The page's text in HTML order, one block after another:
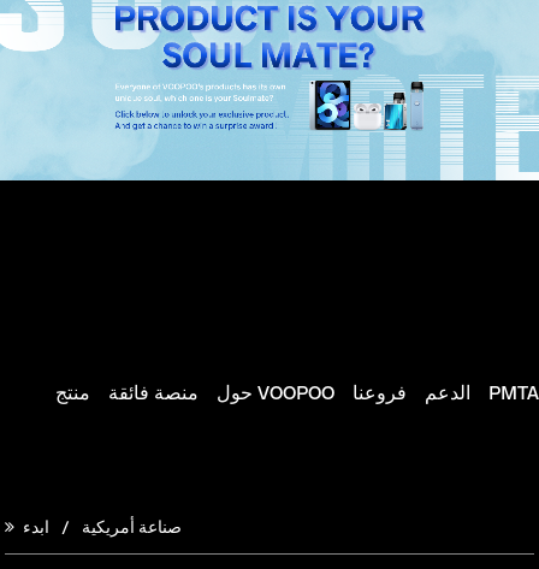
منتج منصة فائقة حول VOOPOO فروعنا الدعم PMTA
ابدء صناعة أمريكية